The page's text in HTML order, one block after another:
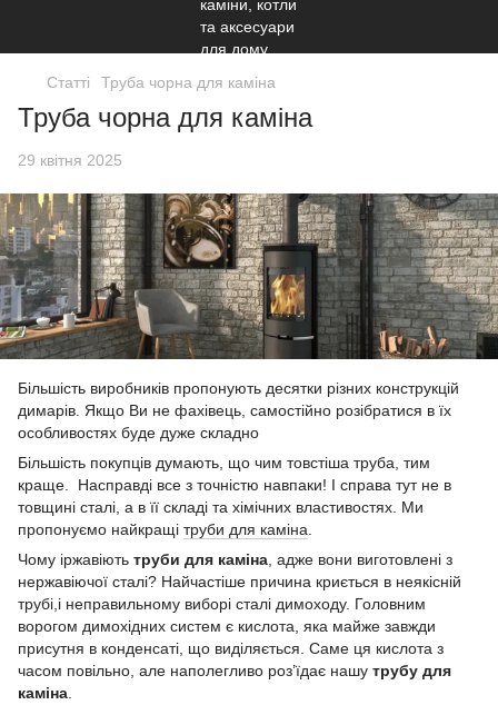
Статті Труба чорна для каміна
Труба чорна для каміна
29 квітня 2025
Більшість виробників пропонують десятки різних конструкцій
димарів. Якщо Ви не фахівець, самостійно розібратися в їх
особливостях буде дуже складно
Більшість покупців думають, що чим товстіша труба, тим
краще. Насправді все з точністю навпаки! І справа тут не в
товщині сталі, а в її складі та хімічних властивостях. Ми
пропонуємо найкращі труби для каміна.
Чому іржавіють труби для каміна, адже вони виготовлені з
нержавіючої сталі? Найчастіше причина криється в неякісній
трубі,і неправильному виборі сталі димоходу. Головним
ворогом димохідних систем є кислота, яка майже завжди
присутня в конденсаті, що виділяється. Саме ця кислота з
часом повільно, але наполегливо роз’їдає нашу трубу для
каміна.